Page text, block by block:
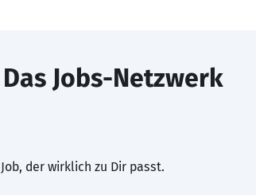
Das Jobs-Netzwerk
der wirklich zu Dir passt.